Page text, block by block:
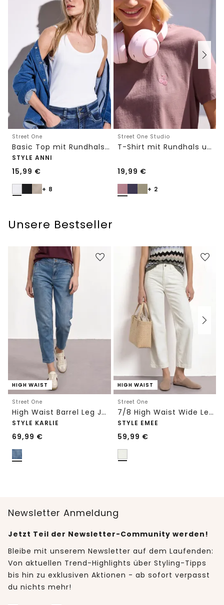
Street One
Basic Top mit Rundhals in Unifarbe
STYLE ANNI
15,99 €
+ 8
Street One Studio
T-Shirt mit Rundhals und Embroidery-Detail
19,99 €
+ 2
Unsere Bestseller
HIGH WAIST
Street One
High Waist Barrel Leg Jeans im Loose Fit
STYLE KARLIE
69,99 €
HIGH WAIST
Street One
7/8 High Waist Wide Leg Jeans im Loose Fit
STYLE EMEE
59,99 €
Newsletter Anmeldung
Jetzt Teil der Newsletter-Community werden!
Bleibe mit unserem Newsletter auf dem Laufenden:
Von aktuellen Trend-Highlights über Styling-Tipps
bis hin zu exklusiven Aktionen - ab sofort verpasst
du nichts mehr!